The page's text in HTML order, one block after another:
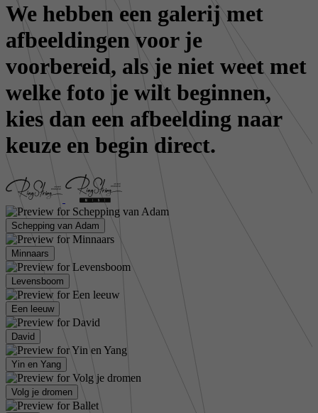
We hebben een galerij met
afbeeldingen voor je
voorbereid, als je niet weet met
welke foto je wilt beginnen,
kies dan een afbeelding naar
keuze en begin direct.
Schepping van Adam
Minnaars
Levensboom
Een leeuw
David
Yin en Yang
Volg je dromen